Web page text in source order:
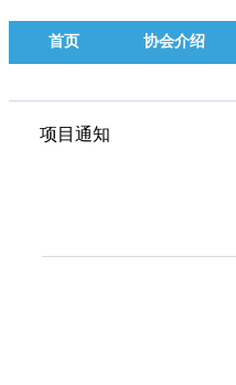
首页 协会介绍
项目通知